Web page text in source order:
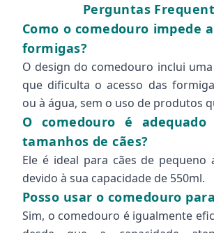
Perguntas
Como o comedouro impede
formigas?
O design do comedouro inclui
que dificulta o acesso das
ou à água, sem o uso de produtos
O comedouro é
tamanhos de cães?
Ele é ideal para cães de
devido à sua capacidade de 550ml.
Posso usar o comedouro
Sim, o comedouro é igualmente